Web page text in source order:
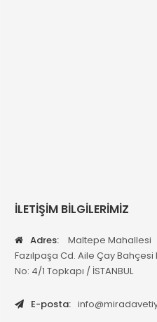
İLETİŞİM BİLGİLERİMİZ
Adres:
Maltepe Mahallesi
Fazılpaşa Cd. Aile Çay Bahçesi
No: 4/1 Topkapı / İSTANBUL
E-posta: